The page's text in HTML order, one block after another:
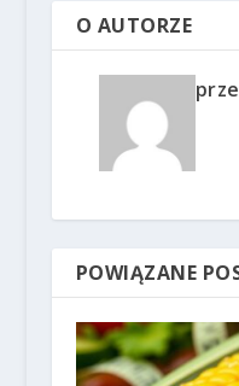
O AUTORZE
POWIĄZANE